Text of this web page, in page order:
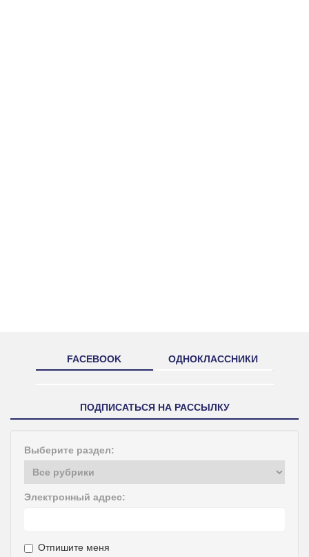
FACEBOOK ОДНОКЛАССНИКИ
ПОДПИСАТЬСЯ НА РАССЫЛКУ
Выберите раздел:
Электронный адрес:
Отпишите меня